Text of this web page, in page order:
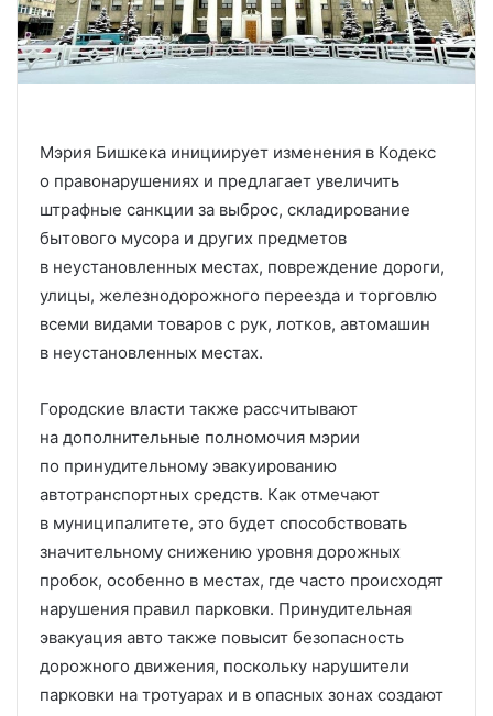
Мэрия Бишкека инициирует изменения в Кодекс
о правонарушениях и предлагает увеличить
штрафные санкции за выброс, складирование
бытового мусора и других предметов
в неустановленных местах, повреждение дороги,
улицы, железнодорожного переезда и торговлю
всеми видами товаров с рук, лотков, автомашин
в неустановленных местах.
Городские власти также рассчитывают
на дополнительные полномочия мэрии
по принудительному эвакуированию
автотранспортных средств. Как отмечают
в муниципалитете, это будет способствовать
значительному снижению уровня дорожных
пробок, особенно в местах, где часто происходят
нарушения правил парковки. Принудительная
эвакуация авто также повысит безопасность
дорожного движения, поскольку нарушители
парковки на тротуарах и в опасных зонах создают